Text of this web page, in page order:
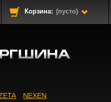
Корзина: (пусто)
NEXEN